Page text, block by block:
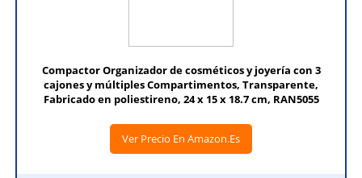
Compactor Organizador de cosméticos y joyería con 3
cajones y múltiples Compartimentos, Transparente,
Fabricado en poliestireno, 24 x 15 x 18.7 cm, RAN5055
Ver Precio En Amazon.es